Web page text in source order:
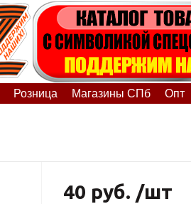
Розница Магазины СПб Опт
40 руб. /шт